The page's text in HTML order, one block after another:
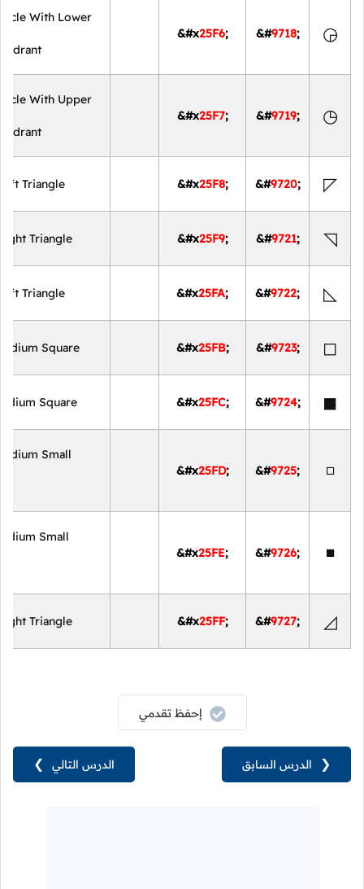
◶
&#9718;
&#x25F6;
With Lower
◷
&#9719;
&#x25F7;
With Upper
◸
&#9720;
&#x25F8;
Triangle
◹
&#9721;
&#x25F9;
Triangle
◺
&#9722;
&#x25FA;
Triangle
◻
&#9723;
&#x25FB;
Square
◼
&#9724;
&#x25FC;
Square
◽
&#9725;
&#x25FD;
Small
◾
&#9726;
&#x25FE;
Small
◿
&#9727;
&#x25FF;
Triangle
الدرس التالي ❯
إحفظ تقدمي
❮ الدرس السابق